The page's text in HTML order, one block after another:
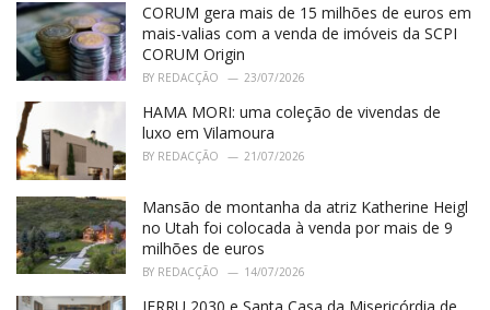
CORUM gera mais de 15 milhões de euros em
mais-valias com a venda de imóveis da SCPI
CORUM Origin
BY REDACÇÃO 23/07/2026
HAMA MORI: uma coleção de vivendas de
luxo em Vilamoura
BY REDACÇÃO 21/07/2026
Mansão de montanha da atriz Katherine Heigl
no Utah foi colocada à venda por mais de 9
milhões de euros
BY REDACÇÃO 14/07/2026
IFRRU 2030 e Santa Casa da Misericórdia de